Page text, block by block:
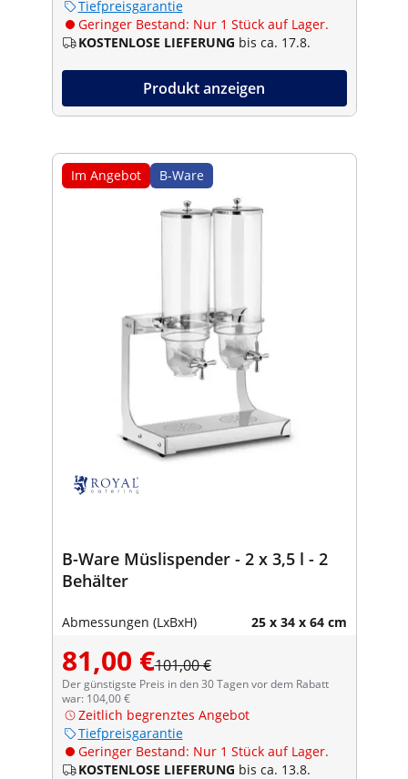
Tiefpreisgarantie
Geringer Bestand: Nur 1 Stück auf Lager.
KOSTENLOSE LIEFERUNG bis ca. 17.8.
Produkt anzeigen
Im Angebot B-Ware
B-Ware Müslispender - 2 x 3,5 l - 2
Behälter
Abmessungen (LxBxH) 25 x 34 x 64 cm
81,00 €101,00 €
Der günstigste Preis in den 30 Tagen vor dem Rabatt
war: 104,00 €
Zeitlich begrenztes Angebot
Tiefpreisgarantie
Geringer Bestand: Nur 1 Stück auf Lager.
KOSTENLOSE LIEFERUNG bis ca. 13.8.